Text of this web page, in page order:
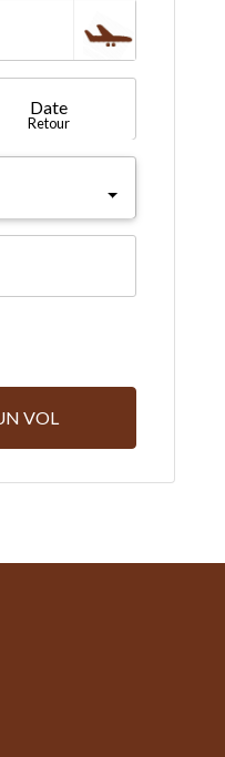
Date
Retour
VOL